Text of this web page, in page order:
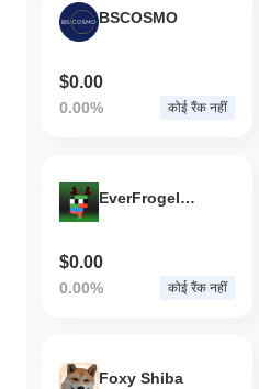
BSCOSMO
$0.00
0.00% कोई रैंक नहीं
EverFrogeInu
$0.00
0.00% कोई रैंक नहीं
Foxy Shiba